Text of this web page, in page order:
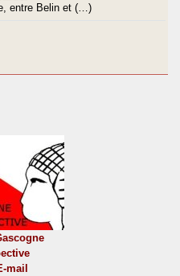
entre Belin et (…)
mail